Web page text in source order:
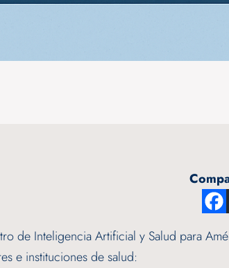
de Inteligencia Artificial y Salud para
e instituciones de salud: